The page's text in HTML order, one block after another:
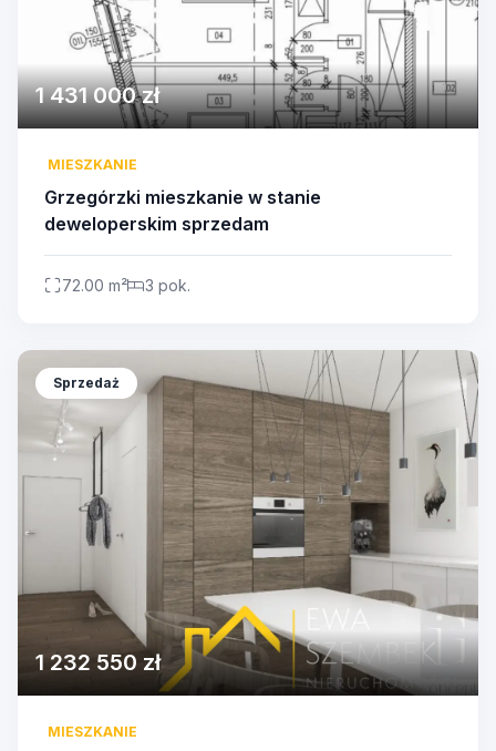
1 431 000 zł
MIESZKANIE
Grzegórzki mieszkanie w stanie
deweloperskim sprzedam
72.00 m² 3 pok.
Sprzedaż
1 232 550 zł
MIESZKANIE